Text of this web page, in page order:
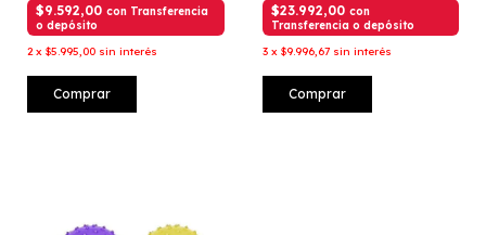
$9.592,00 con Transferencia
o depósito
2 x $5.995,00 sin interés
Comprar
$23.992,00 con
Transferencia o depósito
3 x $9.996,67 sin interés
Comprar